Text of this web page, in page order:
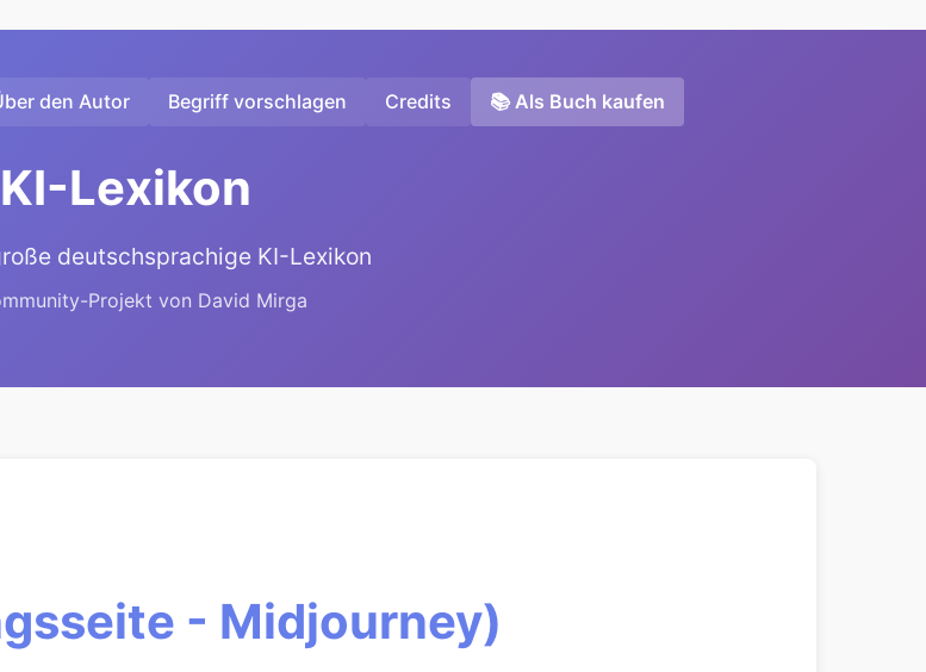
den Autor Begriff vorschlagen Credits 📚 Als Buch kaufen
KI-Lexikon
deutschsprachige KI-Lexikon
Projekt von David Mirga
- Midjourney)